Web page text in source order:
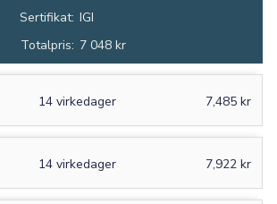
Sertifikat: IGI
Totalpris: 7 048 kr
7,485 kr
14 virkedager
7,922 kr
14 virkedager